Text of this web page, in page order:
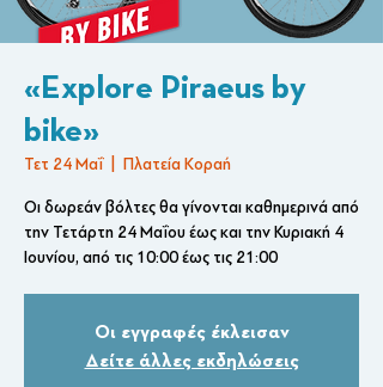
«Explore Piraeus by
bike»
Τετ 24 Μαΐ
  |
Πλατεία Κοραή
Οι δωρεάν βόλτες θα γίνονται καθημερινά από
την Τετάρτη 24 Μαΐου έως και την Κυριακή 4
Ιουνίου, από τις 10:00 έως τις 21:00
Οι εγγραφές έκλεισαν
Δείτε άλλες εκδηλώσεις